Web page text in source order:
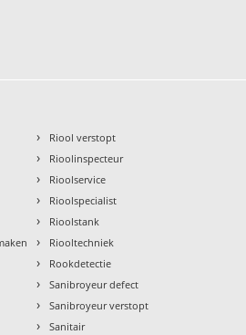
› Riool verstopt
› Rioolinspecteur
› Rioolservice
› Rioolspecialist
› Rioolstank
› Riooltechniek
› Rookdetectie
› Sanibroyeur defect
› Sanibroyeur verstopt
› Sanitair